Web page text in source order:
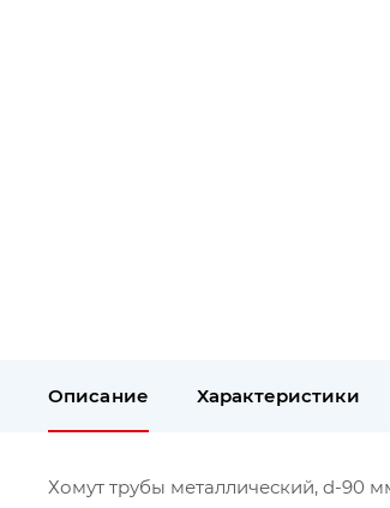
Описание Характеристики
Хомут трубы металлический, d-90